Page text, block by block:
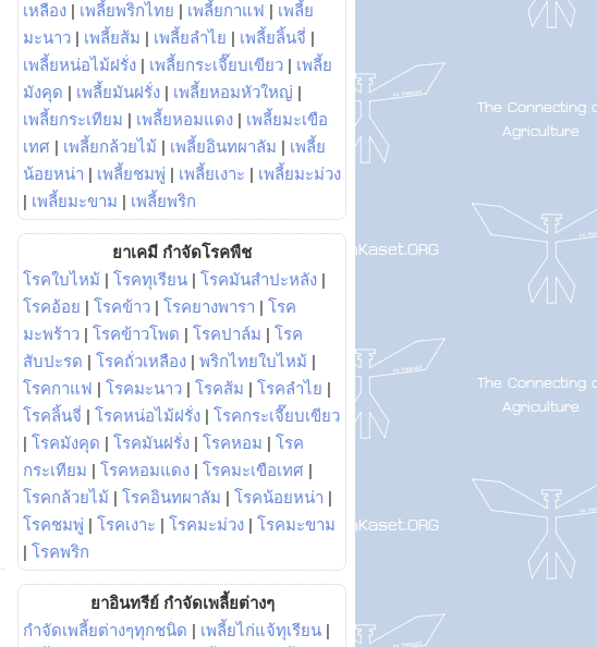
เหลือง | เพลี้ยพริกไทย | เพลี้ยกาแฟ | เพลี้ย
มะนาว | เพลี้ยส้ม | เพลี้ยลำไย | เพลี้ยลิ้นจี่ |
เพลี้ยหน่อไม้ฝรั่ง | เพลี้ยกระเจี๊ยบเขียว | เพลี้ย
มังคุด | เพลี้ยมันฝรั่ง | เพลี้ยหอมหัวใหญ่ |
เพลี้ยกระเทียม | เพลี้ยหอมแดง | เพลี้ยมะเขือ
เทศ | เพลี้ยกล้วยไม้ | เพลี้ยอินทผาลัม | เพลี้ย
น้อยหน่า | เพลี้ยชมพู่ | เพลี้ยเงาะ | เพลี้ยมะม่วง
| เพลี้ยมะขาม | เพลี้ยพริก
ยาเคมี กำจัดโรคพืช
โรคใบไหม้ | โรคทุเรียน | โรคมันสำปะหลัง |
โรคอ้อย | โรคข้าว | โรคยางพารา | โรค
มะพร้าว | โรคข้าวโพด | โรคปาล์ม | โรค
สับปะรด | โรคถั่วเหลือง | พริกไทยใบไหม้ |
โรคกาแฟ | โรคมะนาว | โรคส้ม | โรคลำไย |
โรคลิ้นจี่ | โรคหน่อไม้ฝรั่ง | โรคกระเจี๊ยบเขียว
| โรคมังคุด | โรคมันฝรั่ง | โรคหอม | โรค
กระเทียม | โรคหอมแดง | โรคมะเขือเทศ |
โรคกล้วยไม้ | โรคอินทผาลัม | โรคน้อยหน่า |
โรคชมพู่ | โรคเงาะ | โรคมะม่วง | โรคมะขาม
| โรคพริก
ยาอินทรีย์ กำจัดเพลี้ยต่างๆ
กำจัดเพลี้ยต่างๆทุกชนิด | เพลี้ยไก่แจ้ทุเรียน |